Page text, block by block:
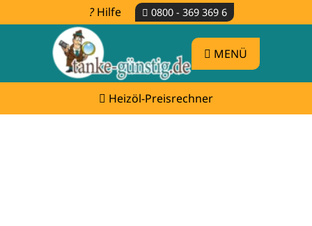
Hilfe 0800 - 369 369 6
MENÜ
Heizöl-Preisrechner